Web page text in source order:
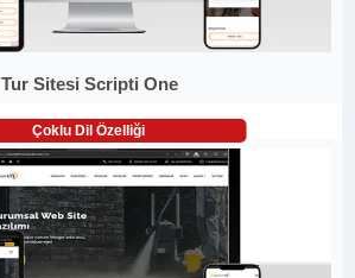
Tur Sitesi Scripti One
Çoklu Dil Özelliği